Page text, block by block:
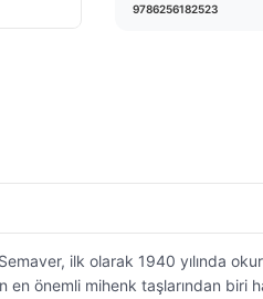
9786256182523
ilk olarak 1940 yılında
en önemli mihenk taşlarından